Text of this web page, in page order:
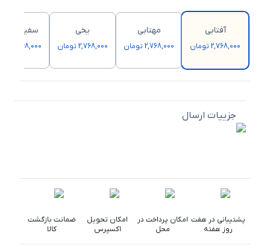
آفتابی
2,768,000 تومان
مهتابی
2,768,000 تومان
یخی
2,768,000 تومان
سفید
2,768,000 تومان
جزییات ارسال
پشتیبانی در هفت
روز هفته
امکان پرداخت در
محل
امکان تحویل
اکسپرس
ضمانت بازگشت
کالا